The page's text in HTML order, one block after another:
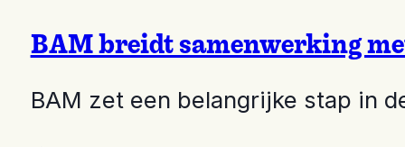
BAM breidt samenwerking
BAM zet een belangrijke stap in